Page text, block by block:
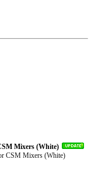
Mixers (White)
CSM Mixers (White)